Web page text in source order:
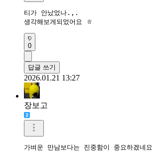
티가 안났었나.,.
생각해보게되었어요 ㅎ
0
답글 쓰기
2026.01.21 13:27
장보고
가벼운 만남보다는 진중함이 중요하겠네요